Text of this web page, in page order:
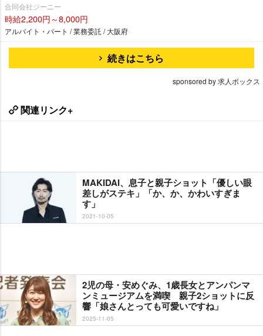
合同会社ジーニー
時給2,200円～8,000円
アルバイト・パート / 業務委託 / 大阪府
続きはこちら
sponsored by 求人ボックス
関連リンク+
MAKIDAI、息子と親子ショット「優しい眼
差しがステキ」「か、か、かわいすぎま
す」
2021-10-05
2児の母・安めぐみ、1歳長女とアンパンマ
ンミュージアムを満喫 親子2ショットに反
響「娘さんとっても可愛いですね」
2025-11-05